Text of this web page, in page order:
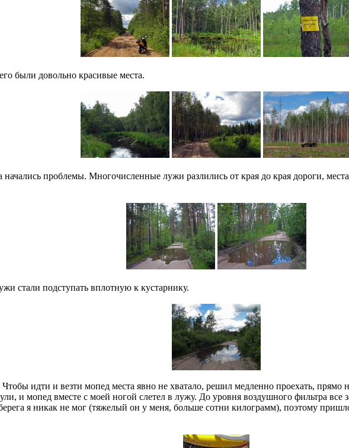
были довольно красивые места.
начались проблемы. Многочисленные лужи разлились от края до края дороги,
стали подступать вплотную к кустарнику.
идти и везти мопед места явно не хватало, решил медленно проехать,
и мопед вместе с моей ногой слетел в лужу. До уровня воздушного фильтра
я никак не мог (тяжелый он у меня, больше сотни килограмм), поэтому